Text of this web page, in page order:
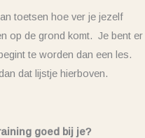
toetsen hoe ver je jezelf
op de grond komt. Je bent er
te worden dan een les.
dat lijstje hierboven.
goed bij je?